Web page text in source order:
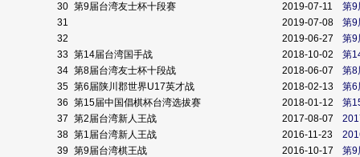
30 第9届台湾友士杯十段赛 2019-07-11
第9
31
2019-07-08
第9
32
2019-06-27
第9
33 第14届台湾国手战 2018-10-02
第
34 第8届台湾友士杯十段战 2018-06-07
第8
35 第6届陕川郡世界U17英才战 2018-02-13
第6
36 第15届中国倡棋杯台湾选拔赛 2018-01-12
第
37 第2届台湾新人王战 2017-08-07
38 第1届台湾新人王战 2016-11-23
39 第9届台湾棋王战 2016-10-17 第9